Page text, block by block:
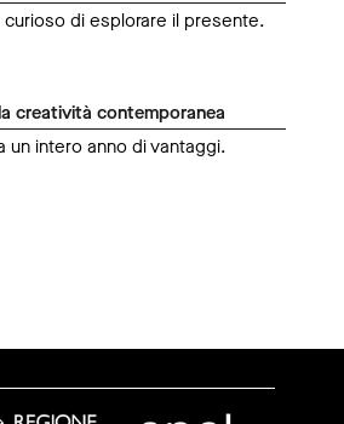
curioso di esplorare il presente.
creatività contemporanea
un intero anno di vantaggi.